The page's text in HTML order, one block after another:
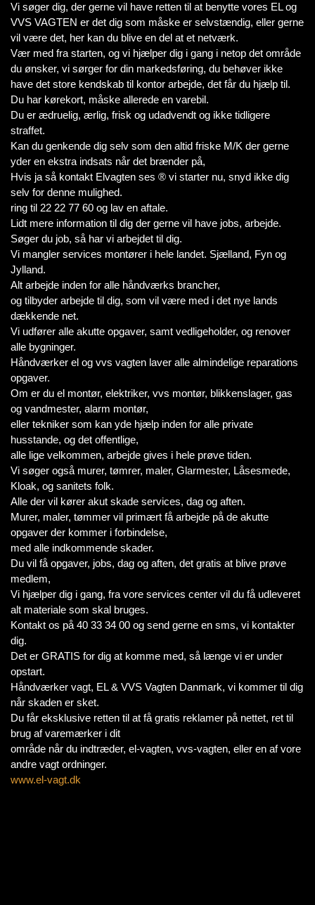
Vi søger dig, der gerne vil have retten til at benytte vores EL og
VVS VAGTEN er det dig som måske er selvstændig, eller gerne
vil være det, her kan du blive en del at et netværk.
Vær med fra starten, og vi hjælper dig i gang i netop det område
du ønsker, vi sørger for din markedsføring, du behøver ikke
have det store kendskab til kontor arbejde, det får du hjælp til.
Du har kørekort, måske allerede en varebil.
Du er ædruelig, ærlig, frisk og udadvendt og ikke tidligere
straffet.
Kan du genkende dig selv som den altid friske M/K der gerne
yder en ekstra indsats når det brænder på,
Hvis ja så kontakt Elvagten ses ® vi starter nu, snyd ikke dig
selv for denne mulighed.
ring til 22 22 77 60 og lav en aftale.
Lidt mere information til dig der gerne vil have jobs, arbejde.
Søger du job, så har vi arbejdet til dig.
Vi mangler services montører i hele landet. Sjælland, Fyn og
Jylland.
Alt arbejde inden for alle håndværks brancher,
og tilbyder arbejde til dig, som vil være med i det nye lands
dækkende net.
Vi udfører alle akutte opgaver, samt vedligeholder, og renover
alle bygninger.
Håndværker el og vvs vagten laver alle almindelige reparations
opgaver.
Om er du el montør, elektriker, vvs montør, blikkenslager, gas
og vandmester, alarm montør,
eller tekniker som kan yde hjælp inden for alle private
husstande, og det offentlige,
alle lige velkommen, arbejde gives i hele prøve tiden.
Vi søger også murer, tømrer, maler, Glarmester, Låsesmede,
Kloak, og sanitets folk.
Alle der vil kører akut skade services, dag og aften.
Murer, maler, tømmer vil primært få arbejde på de akutte
opgaver der kommer i forbindelse,
med alle indkommende skader.
Du vil få opgaver, jobs, dag og aften, det gratis at blive prøve
medlem,
Vi hjælper dig i gang, fra vore services center vil du få udleveret
alt materiale som skal bruges.
Kontakt os på 40 33 34 00 og send gerne en sms, vi kontakter
dig.
Det er GRATIS for dig at komme med, så længe vi er under
opstart.
Håndværker vagt, EL & VVS Vagten Danmark, vi kommer til dig
når skaden er sket.
Du får eksklusive retten til at få gratis reklamer på nettet, ret til
brug af varemærker i dit
område når du indtræder, el-vagten, vvs-vagten, eller en af vore
andre vagt ordninger.
www.el-vagt.dk